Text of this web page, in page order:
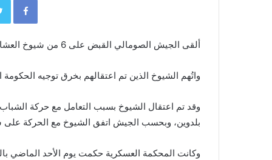
ألقى الجيش الصومالي القبض على 6 من شيوخ العشائر في إقليم هيران بتهمة التعامل مع حركة الشباب.
واتُهم الشيوخ الذين تم اعتقالهم بخرق توجيه الحكومة
وقد تم اعتقال الشيوخ بسبب التعامل مع حركة
بلدوين، وبحسب الجيش اتفق الشيوخ مع الحركة
وكانت المحكمة العسكرية حكمت يوم الأحد